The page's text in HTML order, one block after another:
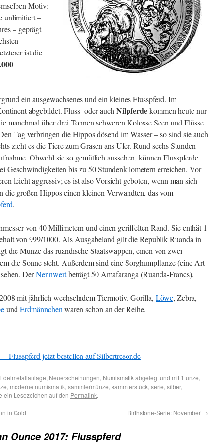
Motiv:
unlimitiert –
– geprägt
ist die
ein ausgewachsenes und ein kleines Flusspferd. Im
abgebildet. Fluss- oder auch Nilpferdekommen heute nur
manchmal über drei Tonnen schweren Kolosse Seen und Flüsse
Tag verbringen die Hippos dösend im Wasser – so sind sie auch
zieht es die Tiere zum Grasen ans Ufer. Rund sechs Stunden
Obwohl sie so gemütlich aussehen, können Flusspferde
Geschwindigkeiten bis zu 50 Stundenkilometern erreichen. Vor
leicht aggressiv; es ist also Vorsicht geboten, wenn man sich
die großen Hippos einen kleinen Verwandten, das vom
.
von 40 Millimetern und einen geriffelten Rand. Sie enthät 1
von 999/1000. Als Ausgabeland gilt die Republik Ruanda in
die Münze das ruandische Staatswappen, einen von zwei
die Sonne steht. Außerdem sind eine Sorghumpflanze (eine Art
DerNennwertbeträgt 50 Amafaranga (Ruanda-Francs).
mit jährlich wechselndem Tiermotiv. Gorilla, Löwe, Zebra,
und Erdmännchen waren schon an der Reihe.
Flusspferd jetzt bestellen auf Silbertresor.de
Edelmetallanlage, Neuerscheinungen, Numismatikabgelegt und mit 1 unze,
, moderne numismatik, sammlermünze, sammlerstück, serie, silber,
ein Lesezeichen auf den Permalink.
in Gold Birthstone-Serie: November →
Ounce 2017: Flusspferd